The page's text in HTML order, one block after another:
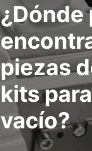
¿Dónde
piezas
kits
vacío?